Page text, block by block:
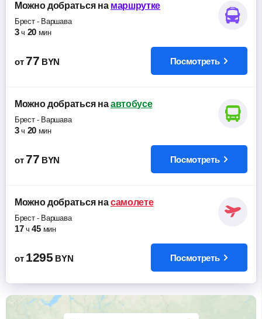
Можно добратьсяна маршрутке
Брест- Варшава
3 ч 20 мин
от 77 BYN Посмотреть
Можно добратьсяна автобусе
Брест- Варшава
3 ч 20 мин
от 77 BYN Посмотреть
Можно добратьсяна самолете
Брест- Варшава
17 ч 45 мин
от 1295 BYN Посмотреть